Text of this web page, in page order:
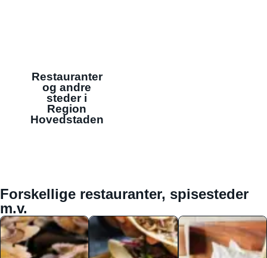
Restauranter
og andre
steder i
Region
Hovedstaden
Forskellige restauranter, spisesteder
m.v.